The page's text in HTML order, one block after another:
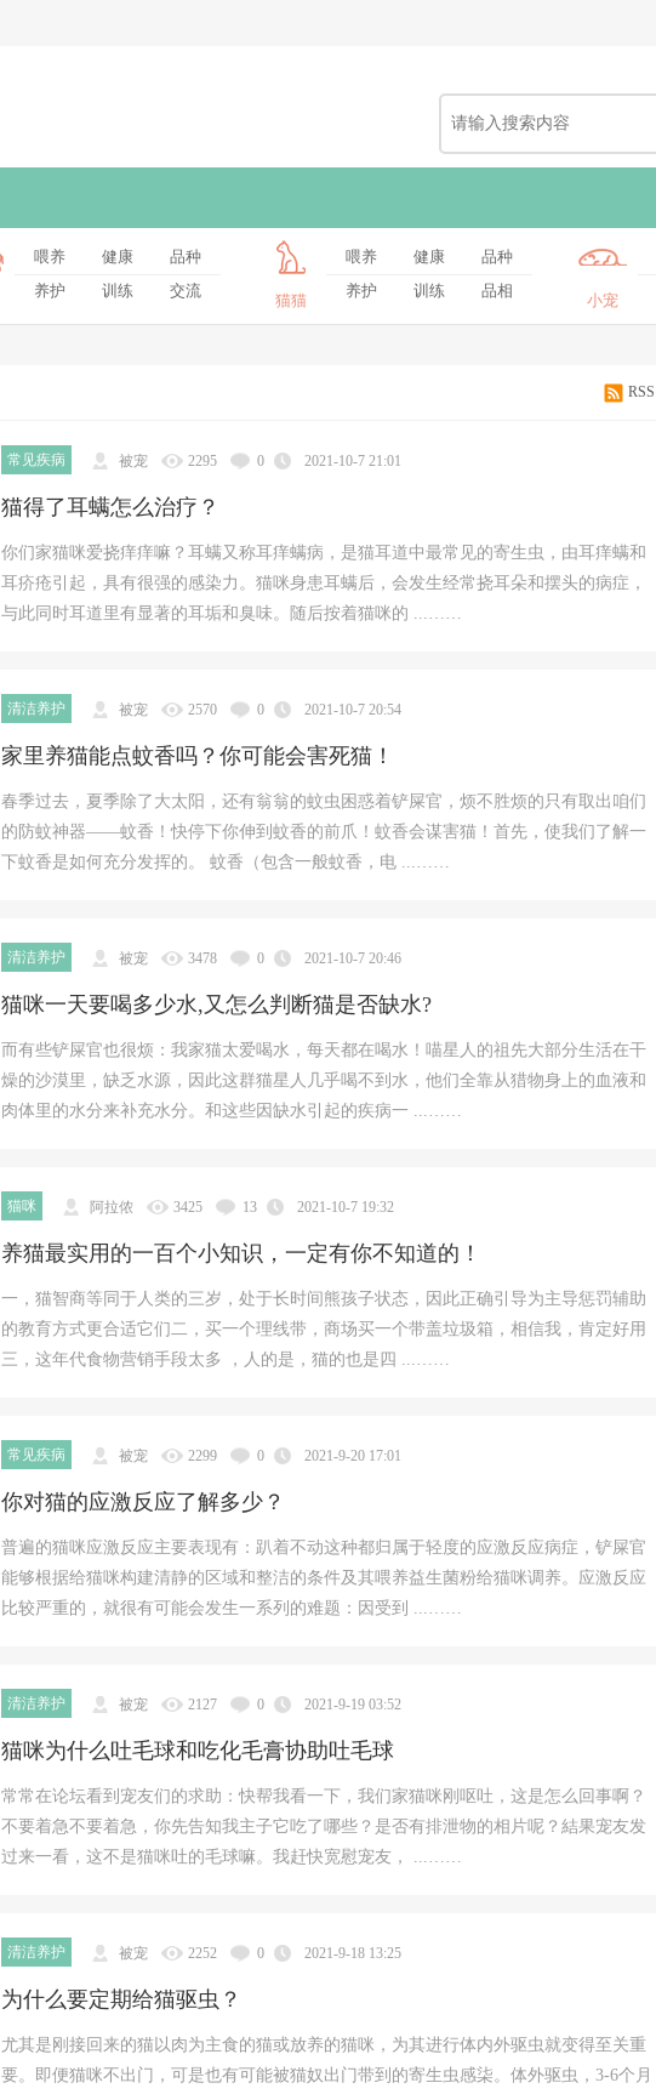
喂养 健康
品种
养护
训练 交流
猫猫
喂养 健康
品种
养护
训练 品相
小宠
RSS
常见疾病 被宠 2295 0 2021-10-7 21:01
猫得了耳螨怎么治疗？
你们家猫咪爱挠痒痒嘛？耳螨又称耳痒螨病，是猫耳道中最常见的寄生虫，由耳痒螨和
耳疥疮引起，具有很强的感染力。猫咪身患耳螨后，会发生经常挠耳朵和摆头的病症，
与此同时耳道里有显著的耳垢和臭味。随后按着猫咪的 ...……
清洁养护 被宠 2570 0 2021-10-7 20:54
家里养猫能点蚊香吗？你可能会害死猫！
春季过去，夏季除了大太阳，还有翁翁的蚊虫困惑着铲屎官，烦不胜烦的只有取出咱们
的防蚊神器——蚊香！快停下你伸到蚊香的前爪！蚊香会谋害猫！首先，使我们了解一
下蚊香是如何充分发挥的。 蚊香（包含一般蚊香，电 ...……
清洁养护 被宠 3478 0 2021-10-7 20:46
猫咪一天要喝多少水,又怎么判断猫是否缺水?
而有些铲屎官也很烦：我家猫太爱喝水，每天都在喝水！喵星人的祖先大部分生活在干
燥的沙漠里，缺乏水源，因此这群猫星人几乎喝不到水，他们全靠从猎物身上的血液和
肉体里的水分来补充水分。和这些因缺水引起的疾病一 ...……
猫咪 阿拉侬 3425 13 2021-10-7 19:32
养猫最实用的一百个小知识，一定有你不知道的！
一，猫智商等同于人类的三岁，处于长时间熊孩子状态，因此正确引导为主导惩罚辅助
的教育方式更合适它们二，买一个理线带，商场买一个带盖垃圾箱，相信我，肯定好用
三，这年代食物营销手段太多 ，人的是，猫的也是四 ...……
常见疾病 被宠 2299 0 2021-9-20 17:01
你对猫的应激反应了解多少？
普遍的猫咪应激反应主要表现有：趴着不动这种都归属于轻度的应激反应病症，铲屎官
能够根据给猫咪构建清静的区域和整洁的条件及其喂养益生菌粉给猫咪调养。应激反应
比较严重的，就很有可能会发生一系列的难题：因受到 ...……
清洁养护 被宠 2127 0 2021-9-19 03:52
猫咪为什么吐毛球和吃化毛膏协助吐毛球
常常在论坛看到宠友们的求助：快帮我看一下，我们家猫咪刚呕吐，这是怎么回事啊？
不要着急不要着急，你先告知我主子它吃了哪些？是否有排泄物的相片呢？結果宠友发
过来一看，这不是猫咪吐的毛球嘛。我赶快宽慰宠友， ...……
清洁养护 被宠 2252 0 2021-9-18 13:25
为什么要定期给猫驱虫？
尤其是刚接回来的猫以肉为主食的猫或放养的猫咪，为其进行体内外驱虫就变得至关重
要。即便猫咪不出门，可是也有可能被猫奴出门带到的寄生虫感柒。体外驱虫，3-6个月